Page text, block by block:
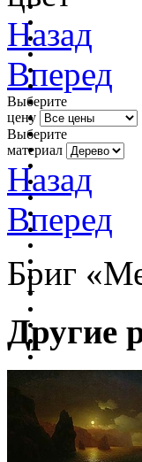
Назад
Вперед
Выберите
цену
Выберите
материал
Назад
Вперед
Бриг
Другие